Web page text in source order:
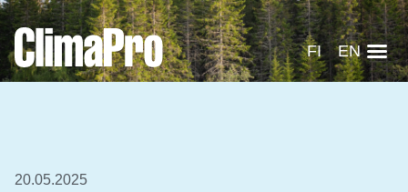
FI EN
20.05.2025